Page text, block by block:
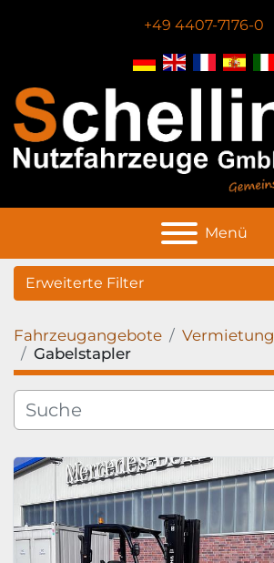
+49 4407-7176-0
Menü
Erweiterte Filter
Hersteller
Zustand
Fahrzeugangebote
Vermietung
Gabelstapler